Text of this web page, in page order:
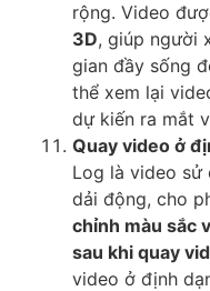
rộng. Video
3D, giúp người
gian đầy sống
thể xem lại
dự kiến ra mắt
Quay video ở
Log là video sử
dải động, cho
chỉnh màu sắc
sau khi quay
video ở định